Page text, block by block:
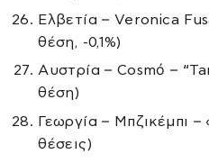
Ελβετία – Veronica
θέση, -0,1%)
Αυστρία – Cosmó –
θέση)
Γεωργία – Μπζικέμπι –
θέσεις)